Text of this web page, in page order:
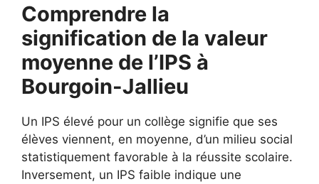
Comprendre la
signification de la valeur
moyenne de l’IPS à
Bourgoin-Jallieu
Un IPS élevé pour un collège signifie que ses
élèves viennent, en moyenne, d’un milieu social
statistiquement favorable à la réussite scolaire.
Inversement, un IPS faible indique une